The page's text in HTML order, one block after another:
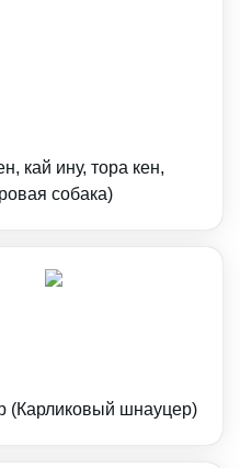
кай ину, тора кен,
собака)
(Карликовый шнауцер)